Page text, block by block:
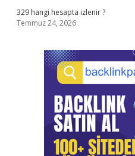
329 hangi hesapta izlenir ?
Temmuz 24, 2026